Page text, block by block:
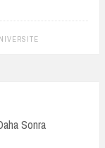
Sonra